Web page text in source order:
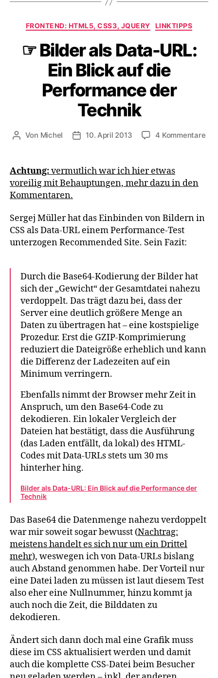
Kategorien
FRONTEND: HTML5, CSS3, JQUERY LINKTIPPS
☞ Bilder als Data-URL:
Ein Blick auf die
Performance der
Technik
Beitragsautor
Von Michel Veröffentlichungsdatum
10. April 2013 4 Kommentarezu
Achtung:vermutlich war ich hier etwas
voreilig mit Behauptungen, mehr dazu in den
Kommentaren.
Sergej Müller hat das Einbinden von Bildern in
CSS als Data-URL einem Performance-Test
unterzogen Recommended Site. Sein Fazit:
Durch die Base64-Kodierung der Bilder hat
sich der „Gewicht“ der Gesamtdatei nahezu
verdoppelt. Das trägt dazu bei, dass der
Server eine deutlich größere Menge an
Daten zu übertragen hat – eine kostspielige
Prozedur. Erst die GZIP-Komprimierung
reduziert die Dateigröße erheblich und kann
die Differenz der Ladezeiten auf ein
Minimum verringern.
Ebenfalls nimmt der Browser mehr Zeit in
Anspruch, um den Base64-Code zu
dekodieren. Ein lokaler Vergleich der
Dateien hat bestätigt, dass die Ausführung
(das Laden entfällt, da lokal) des HTML-
Codes mit Data-URLs stets um 30 ms
hinterher hing.
Bilder als Data-URL: Ein Blick auf die Performance der
Technik
Das Base64 die Datenmenge nahezu verdoppelt
war mir soweit sogar bewusst (Nachtrag:
meistens handelt es sich nur um ein Drittel
mehr), weswegen ich von Data-URLs bislang
auch Abstand genommen habe. Der Vorteil nur
eine Datei laden zu müssen ist laut diesem Test
also eher eine Nullnummer, hinzu kommt ja
auch noch die Zeit, die Bilddaten zu
dekodieren.
Ändert sich dann doch mal eine Grafik muss
diese im CSS aktualisiert werden und damit
auch die komplette CSS-Datei beim Besucher